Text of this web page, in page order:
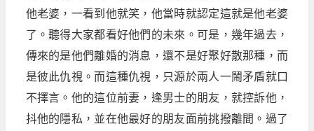
他老婆，一看到他就笑，他當時就認定這就是他老婆
了。聽得大家都看好他們的未來。可是，幾年過去，
傳來的是他們離婚的消息，還不是好聚好散那種，而
是彼此仇視。而這種仇視，只源於兩人一鬧矛盾就口
不擇言。他的這位前妻，逢男士的朋友，就控訴他，
抖他的隱私，並在他最好的朋友面前挑撥離間。過了